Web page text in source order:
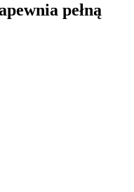
pełną